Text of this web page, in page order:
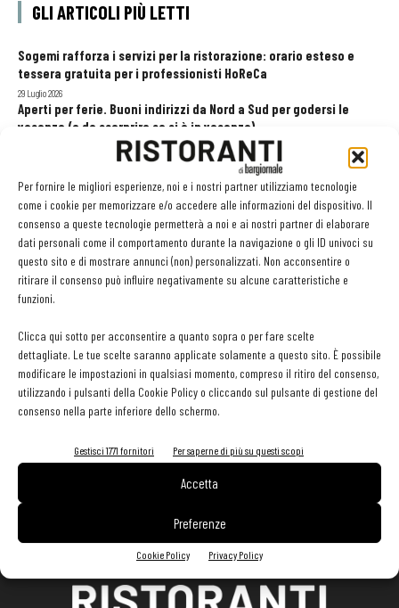
Per fornire le migliori esperienze, noi e i nostri partner utilizziamo tecnologie
come i cookie per memorizzare e/o accedere alle informazioni del dispositivo. Il
consenso a queste tecnologie permetterà a noi e ai nostri partner di elaborare
dati personali come il comportamento durante la navigazione o gli ID univoci su
questo sito e di mostrare annunci (non) personalizzati. Non acconsentire o
ritirare il consenso può influire negativamente su alcune caratteristiche e
funzioni.
Clicca qui sotto per acconsentire a quanto sopra o per fare scelte
dettagliate. Le tue scelte saranno applicate solamente a questo sito. È possibile
modificare le impostazioni in qualsiasi momento, compreso il ritiro del consenso,
utilizzando i pulsanti della Cookie Policy o cliccando sul pulsante di gestione del
consenso nella parte inferiore dello schermo.
Gestisci 1771 fornitori Per saperne di più su questi scopi
Accetta
Preferenze
Cookie Policy Privacy Policy
GLI ARTICOLI PIÙ LETTI
Sogemi rafforza i servizi per la ristorazione: orario esteso e
tessera gratuita per i professionisti HoReCa
29 Luglio 2026
Aperti per ferie. Buoni indirizzi da Nord a Sud per godersi le
vacanze (o da scorprire se si è in vacanza)
Pos, compagni di gestione. Le ultime soluzioni delle aziende
8 Luglio 2026
EDICOLA WEB